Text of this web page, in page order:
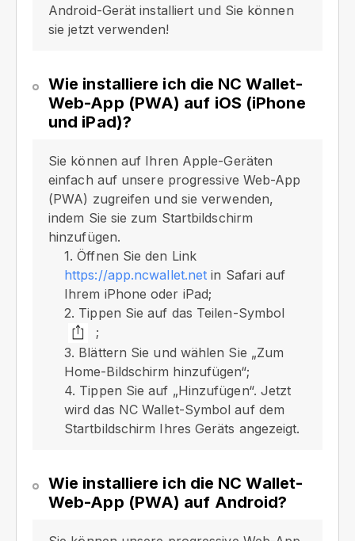
Android-Gerät installiert und Sie können
sie jetzt verwenden!
Wie installiere ich die NC Wallet-
Web-App (PWA) auf iOS (iPhone
und iPad)?
Sie können auf Ihren Apple-Geräten
einfach auf unsere progressive Web-App
(PWA) zugreifen und sie verwenden,
indem Sie sie zum Startbildschirm
hinzufügen.
1. Öffnen Sie den Link
https://app.ncwallet.net in Safari auf
Ihrem iPhone oder iPad;
2. Tippen Sie auf das Teilen-Symbol
;
3. Blättern Sie und wählen Sie „Zum
Home-Bildschirm hinzufügen“;
4. Tippen Sie auf „Hinzufügen“. Jetzt
wird das NC Wallet-Symbol auf dem
Startbildschirm Ihres Geräts angezeigt.
Wie installiere ich die NC Wallet-
Web-App (PWA) auf Android?